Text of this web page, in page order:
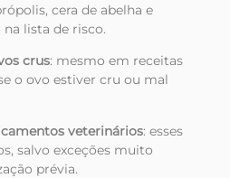
cera de abelha e
lista de risco.
crus: mesmo em receitas
o ovo estiver cru ou mal
veterinários: esses
salvo exceções muito
prévia.